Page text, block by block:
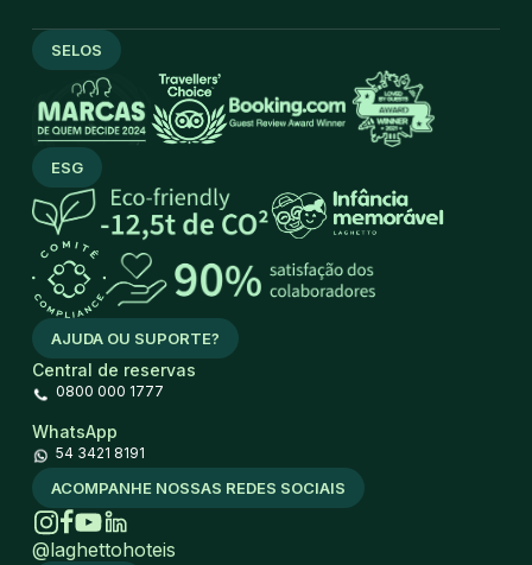
AJUDA OU SUPORTE?
Central de reservas
0800 000 1777
WhatsApp
54 3421 8191
SELOS
ESG
ACOMPANHE NOSSAS REDES SOCIAIS
@laghettohoteis